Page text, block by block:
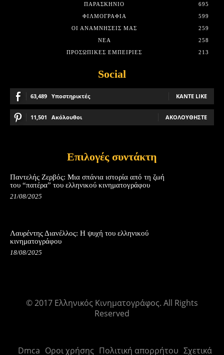
ΠΑΡΑΣΚΉΝΙΟ
695
ΦΙΛΜΟΓΡΑΦΊΑ
599
ΟΙ ΑΝΑΜΝΉΣΕΙΣ ΜΑΣ
259
ΝΈΑ
258
ΠΡΟΣΩΠΙΚΈΣ ΕΜΠΕΙΡΊΕΣ
213
Social
63,489 Υποστηρικτές ΚΆΝΤΕ LIKE
11,501 Ακόλουθοι ΑΚΟΛΟΥΘΉΣΤΕ
Επιλογές συντάκτη
Παντελής Ζερβός: Μια σπάνια ιστορία από τη ζωή
του “πατέρα” του ελληνικού κινηματογράφου
21/08/2025
Λαυρέντης Διανέλλος: Η ψυχή του ελληνικού
κινηματογράφου
18/08/2025
© 2017 Ελληνικός Κινηματογράφος. All Rights
Reserved
Dmca Οροι χρήσης Πολιτική απορρήτου Σχετικά